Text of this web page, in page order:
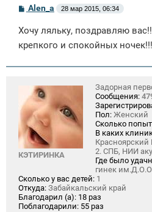
С
б
е
и
Alen_a 28 мар 2015, 06:34
Хочу ляльку, поздравляю
крепкого и спокойных
КЭТИРИНКА
Задорная
Сообщения:
Пол: Женский
Сколько
В каких
2. СПБ, НИИ
Где было
гинек
Сколько у вас детей: 1
Откуда: Забайкальский край
Благодарил (а): 18 раз
Поблагодарили: 55 раз